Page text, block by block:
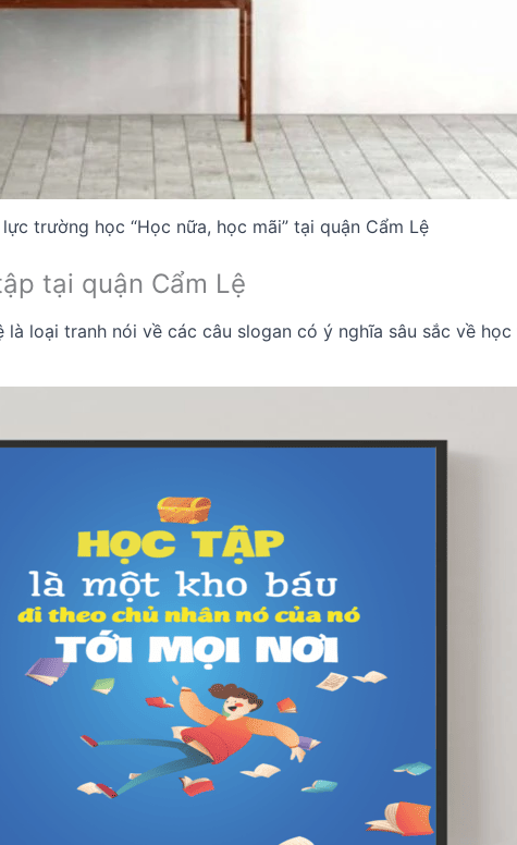
trường học “Học nữa, học mãi” tại quận Cẩm Lệ
tại quận Cẩm Lệ
loại tranh nói về các câu slogan có ý nghĩa sâu sắc về